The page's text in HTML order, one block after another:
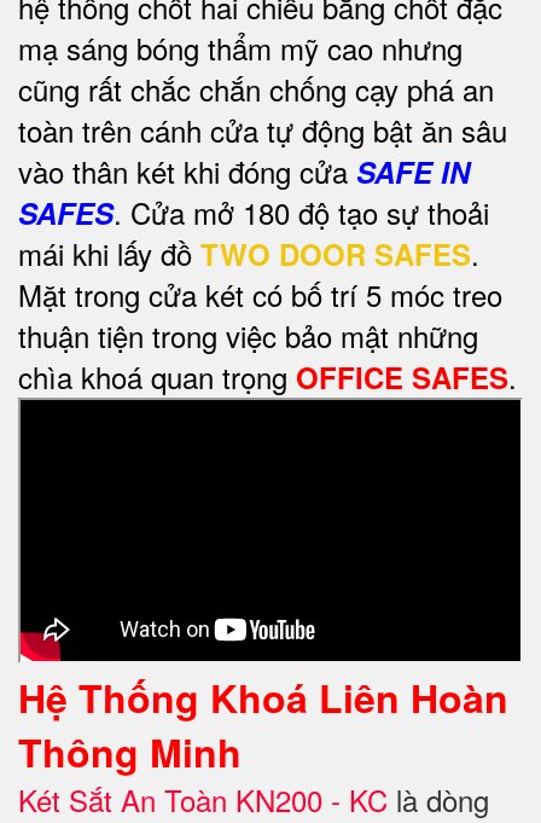
mạ sáng bóng thẩm mỹ cao nhưng
cũng rất chắc chắn chống cạy phá an
toàn trên cánh cửa tự động bật ăn sâu
vào thân két khi đóng cửa SAFE IN
SAFES. Cửa mở 180 độ tạo sự thoải
mái khi lấy đồ TWO DOOR SAFES.
Mặt trong cửa két có bố trí 5 móc treo
thuận tiện trong việc bảo mật những
chìa khoá quan trọng OFFICE SAFES.
Hệ Thống Khoá Liên Hoàn
Thông Minh
Két Sắt An Toàn KN200 - KC là dòng